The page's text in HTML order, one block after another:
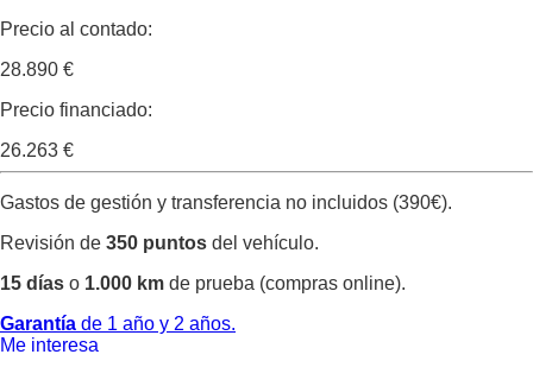
Precio al contado:
28.890 €
Precio financiado:
26.263 €
Gastos de gestión y transferencia no incluidos (390€).
Revisión de 350 puntos del vehículo.
15 días o 1.000 km de prueba (compras online).
Garantía de 1 año y 2 años.
Me interesa